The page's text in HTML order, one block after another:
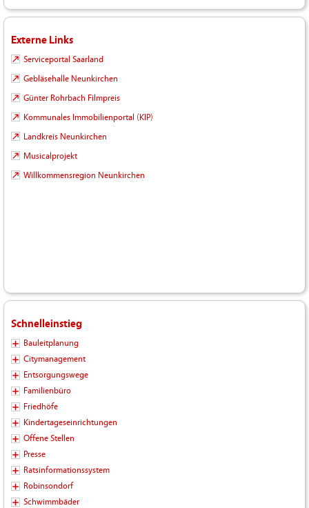
Externe Links
Serviceportal Saarland
Gebläsehalle Neunkirchen
Günter Rohrbach Filmpreis
Kommunales Immobilienportal (KIP)
Landkreis Neunkirchen
Musicalprojekt
Willkommensregion Neunkirchen
Schnelleinstieg
Bauleitplanung
Citymanagement
Entsorgungswege
Familienbüro
Friedhöfe
Kindertageseinrichtungen
Offene Stellen
Presse
Ratsinformationssystem
Robinsondorf
Schwimmbäder